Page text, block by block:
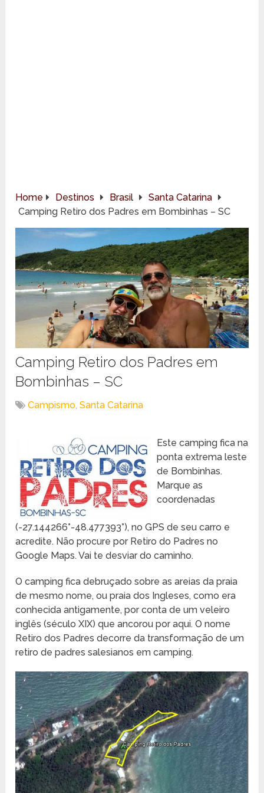
Home Destinos Brasil
Santa Catarina
Camping Retiro dos Padres em Bombinhas – SC
Camping Retiro dos Padres em
Bombinhas – SC
Campismo,Santa Catarina
Este camping fica na
ponta extrema leste
de Bombinhas.
Marque as
coordenadas
(-27.144266°-48.477393°), no GPS de seu carro e
acredite. Não procure por Retiro do Padres no
Google Maps. Vai te desviar do caminho.
O camping fica debruçado sobre as areias da praia
de mesmo nome, ou praia dos Ingleses, como era
conhecida antigamente, por conta de um veleiro
inglês (século XIX) que ancorou por aqui. O nome
Retiro dos Padres decorre da transformação de um
retiro de padres salesianos em camping.